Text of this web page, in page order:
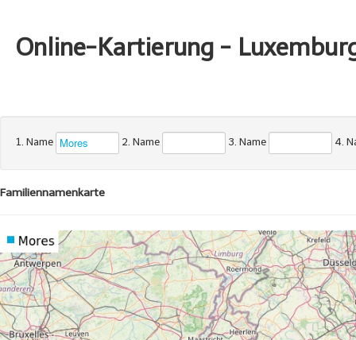
Online-Kartierung -
1. Name 2. Name 3. Name 4.
Familiennamenkarte